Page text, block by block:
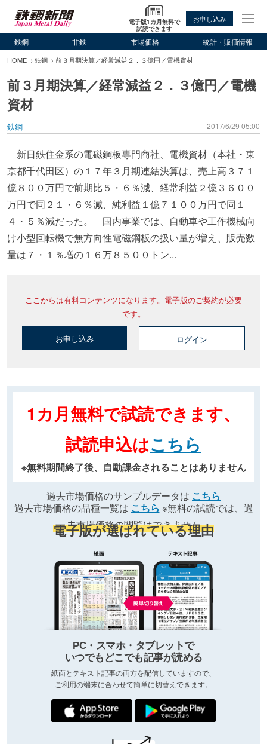
電子版1カ月無料で
試読できます
お申し込み
鉄鋼 非鉄 市場価格 統計・販価情報
HOME 鉄鋼 前３月期決算／経常減益２．３億円／電機資材
前３月期決算／経常減益２．３億円／電機
資材
鉄鋼 2017/6/29 05:00
新日鉄住金系の電磁鋼板専門商社、電機資材（本社・東
京都千代田区）の１７年３月期連結決算は、売上高３７１
億８００万円で前期比５・６％減、経常利益２億３６００
万円で同２１・６％減、純利益１億７１００万円で同１
４・５％減だった。 国内事業では、自動車や工作機械向
け小型回転機で無方向性電磁鋼板の扱い量が増え、販売数
量は７・１％増の１６万８５００トン...
ここからは有料コンテンツになります。電子版のご契約が必要
です。
お申し込み ログイン
1カ月無料で試読できます、
試読申込はこちら
※無料期間終了後、自動課金されることはありません
過去市場価格のサンプルデータは こちら
過去市場価格の品種一覧は こちら ※無料の試読では、過
去市場価格の閲覧はできません
電子版が選ばれている理由
PC・スマホ・タブレットで
いつでもどこでも記事が読める
紙面とテキスト記事の両方を配信していますので、
ご利用の端末に合わせて簡単に切替えできます。